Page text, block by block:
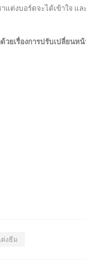
แต่งบอร์ดจะได้เข้าใจ
วยเรื่องการปรับเปลี่ยนห
งธีม